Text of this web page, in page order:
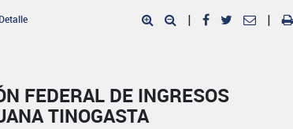
Detalle | |
FEDERAL DE INGRESOS
TINOGASTA